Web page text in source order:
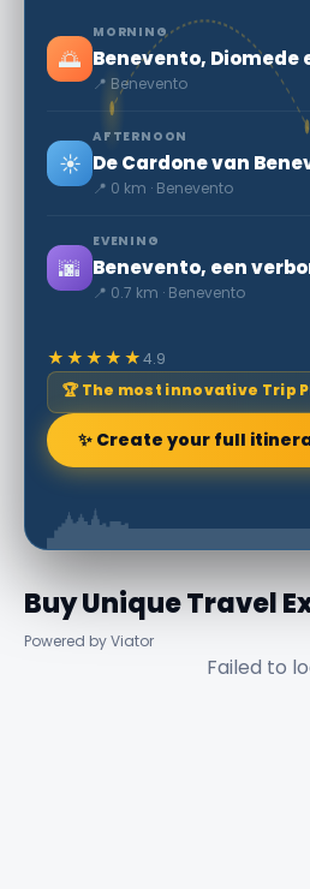
🌅
MORNING
📍 Benevento
☀️
AFTERNOON
De Cardone van
📍 0 km · Benevento
🌆
EVENING
📍 0.7 km · Benevento
★★★★★4.9
🏆 The most innovative Trip
✨ Create your full
Buy Unique Travel
Powered by Viator
Failed to